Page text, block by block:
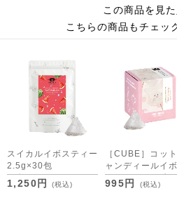
この商品を見た
こちらの商品もチェッ
スイカルイボスティー
2.5g×30包
[M便 1/3]
1,250円 (税込)
［CUBE］コッ
ャンディールイ
ィー 2.0g×20包
995円 (税込)